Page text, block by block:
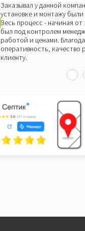
Заказывал у данной
установке и монтажу
Весь процесс - начиная
был под контролем
работой и ценами.
оперативность, качество
клиенту.